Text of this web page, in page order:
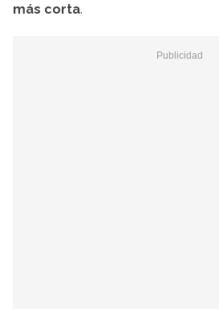
más corta.